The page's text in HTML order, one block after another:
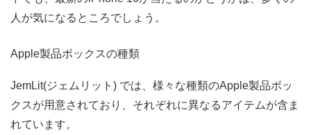
人が気になるところでしょう。
Apple製品ボックスの種類
JemLit(ジェムリット) では、様々な種類のApple製品ボッ
クスが用意されており、それぞれに異なるアイテムが含ま
れています。